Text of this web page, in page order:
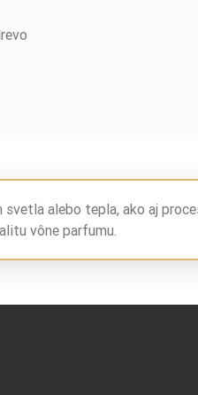
alebo tepla, ako aj
vône parfumu.